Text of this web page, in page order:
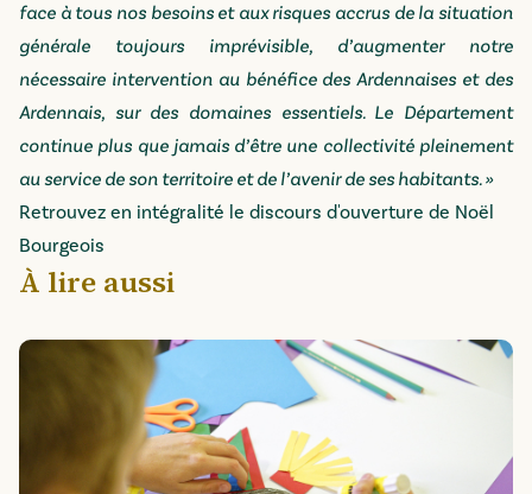
face à tous nos besoins et aux risques accrus de la situation
générale toujours imprévisible, d’augmenter notre
nécessaire intervention au bénéfice des Ardennaises et des
Ardennais, sur des domaines essentiels. Le Département
continue plus que jamais d’être une collectivité pleinement
au service de son territoire et de l’avenir de ses habitants. »
Retrouvez en intégralité le discours d'ouverture de Noël
Bourgeois
À lire aussi